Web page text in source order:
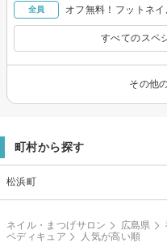
全員 オフ無料！フットネイ
すべてのスペ
その他
町村から探す
松浜町
ネイル・まつげサロン 広島県
ペディキュア
人気が高い順